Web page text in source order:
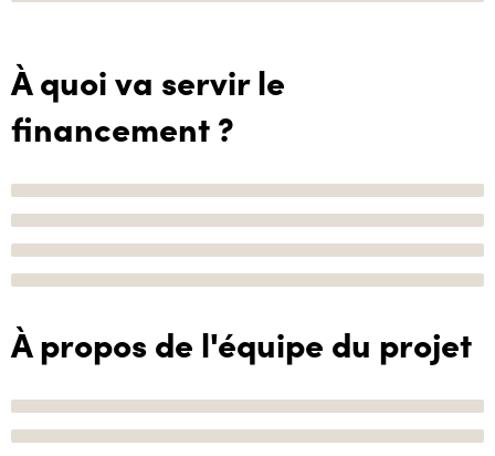
À quoi va servir le
financement ?
À propos de l'équipe du projet